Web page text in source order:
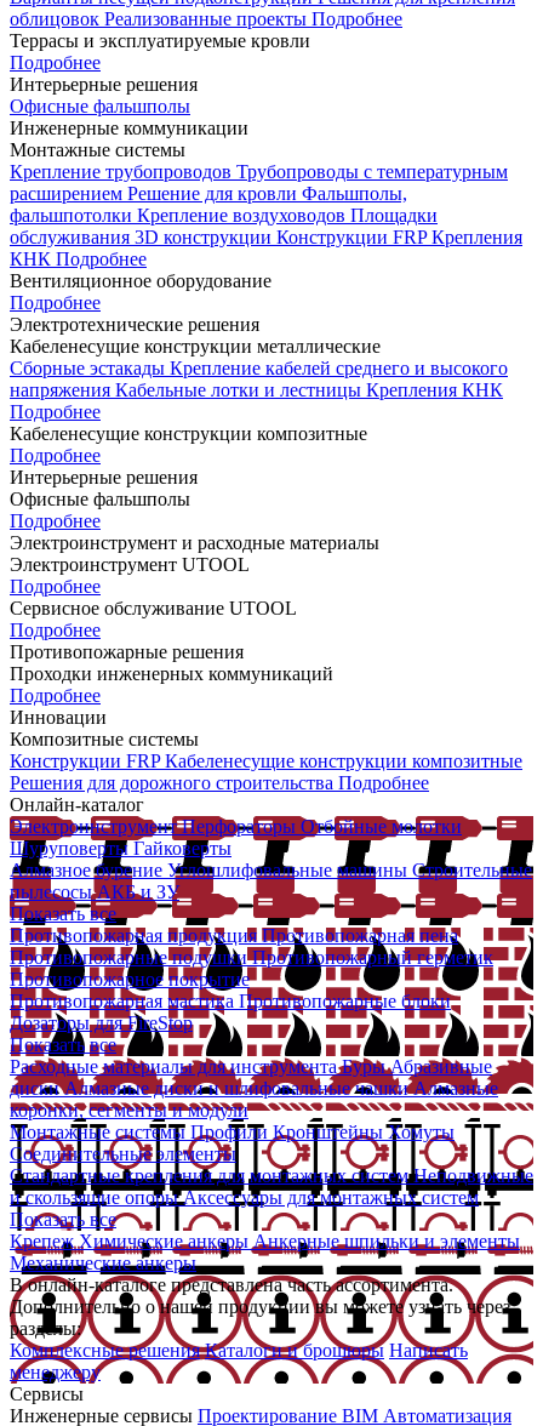
облицовок Реализованные проекты Подробнее
Террасы и эксплуатируемые кровли
Подробнее
Интерьерные решения
Офисные фальшполы
Инженерные коммуникации
Монтажные системы
Крепление трубопроводов Трубопроводы с температурным
расширением Решение для кровли Фальшполы,
фальшпотолки Крепление воздуховодов Площадки
обслуживания 3D конструкции Конструкции FRPКрепления
КНК Подробнее
Вентиляционное оборудование
Подробнее
Электротехнические решения
Кабеленесущие конструкции металлические
Сборные эстакады Крепление кабелей среднего и высокого
напряжения Кабельные лотки и лестницы Крепления КНК
Подробнее
Кабеленесущие конструкции композитные
Подробнее
Интерьерные решения
Офисные фальшполы
Подробнее
Электроинструмент и расходные материалы
Электроинструмент UTOOL
Подробнее
Сервисное обслуживание UTOOL
Подробнее
Противопожарные решения
Проходки инженерных коммуникаций
Подробнее
Инновации
Композитные системы
Конструкции FRPКабеленесущие конструкции композитные
Решения для дорожного строительства Подробнее
Онлайн-каталог
ЭлектроинструментПерфораторы Отбойные молотки
Шуруповерты Гайковерты
Алмазное бурение Углошлифовальные машины Строительные
пылесосыАКБ и ЗУ
Показать все
Противопожарная продукция Противопожарная пена
Противопожарные подушкиПротивопожарный герметик
Противопожарное покрытие
Противопожарная мастика Противопожарные блоки
Дозаторы для FireStop
Показать все
Расходные материалы для инструментаБурыАбразивные
дискиАлмазные диски и шлифовальные чашкиАлмазные
коронки, сегменты и модули
Монтажные системы Профили КронштейныХомуты
Соединительные элементы
Стандартные крепления для монтажных системНеподвижные
и скользящие опорыАксессуары для монтажных систем
Показать все
КрепежХимические анкеры Анкерные шпильки и элементы
Механические анкеры
В онлайн-каталоге представлена часть ассортимента.
Дополнительно о нашей продукции вы можете узнать через
разделы:
Комплексные решения Каталоги и брошюры Написать
менеджеру
Сервисы
Инженерные сервисы Проектирование BIM Автоматизация